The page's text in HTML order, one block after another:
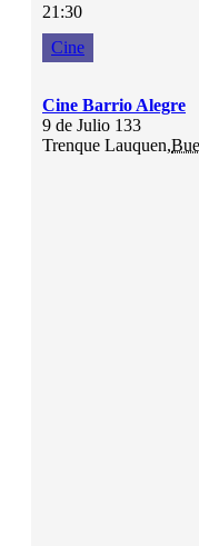
21:30
Cine
Cine Barrio Alegre
9 de Julio 133
Trenque Lauquen,